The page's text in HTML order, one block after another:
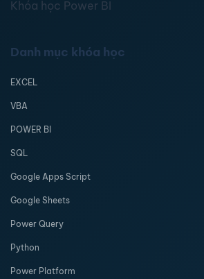
Khóa học Power BI
Danh mục khóa học
EXCEL
VBA
POWER BI
SQL
Google Apps Script
Google Sheets
Power Query
Python
Power Platform